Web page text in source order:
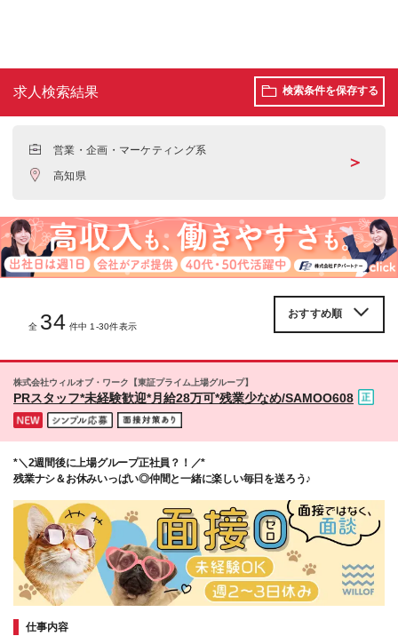
求人検索結果 検索条件を保存する
営業・企画・マーケティング系
高知県
＞
全 34 件中 1-30件表示
株式会社ウィルオブ・ワーク【東証プライム上場グループ】
PRスタッフ*未経験歓迎*月給28万可*残業少なめ/SAMOO608
*＼2週間後に上場グループ正社員？！／*
残業ナシ＆お休みいっぱい◎仲間と一緒に楽しい毎日を送ろう♪
仕事内容